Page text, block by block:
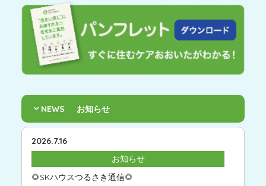
NEWS お知らせ
2026.7.16
お知らせ
🌻SKハウスつるさき通信🌻